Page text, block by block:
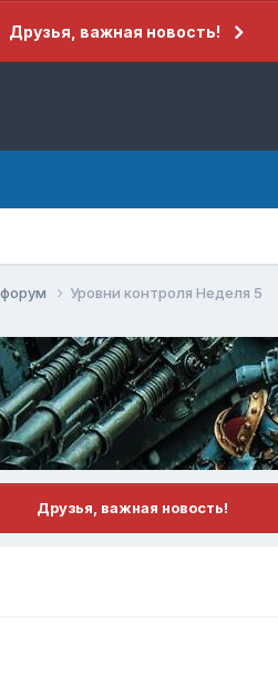
Друзья, важная новость!
Уровни контроля Неделя 5
Друзья, важная новость!